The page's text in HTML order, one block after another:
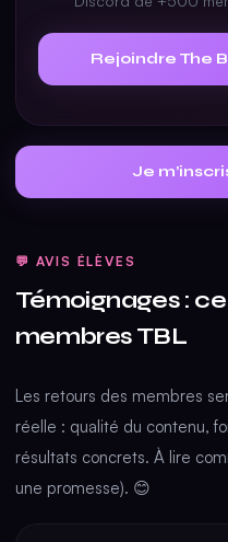
Rejoindre The
Je
💬 AVIS ÉLÈVES
Témoignages :
membres TBL
Les retours des membres
réelle : qualité du contenu,
résultats concrets. À lire
une promesse). 😊